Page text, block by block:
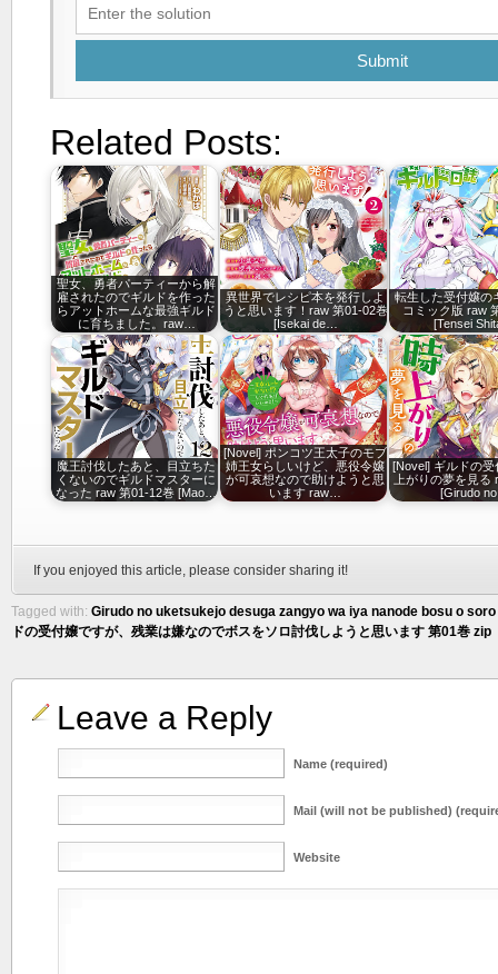
Submit
Related Posts:
聖女、勇者パーティーから解
雇されたのでギルドを作った
らアットホームな最強ギルド
に育ちました。raw…
異世界でレシピ本を発行しよ
うと思います！raw 第01-02巻
[Isekai de…
転生した受付嬢の
コミック版 raw
[Tensei
魔王討伐したあと、目立ちた
くないのでギルドマスターに
なった raw 第01-12巻 [Mao…
[Novel] ポンコツ王太子のモブ
姉王女らしいけど、悪役令嬢
が可哀想なので助けようと思
います raw…
[Novel] ギルドの
上がりの夢を見る
[Girudo
If you enjoyed this article, please consider sharing it!
Tagged with: Girudo no uketsukejo desuga zangyo wa iya nanode bosu o
ドの受付嬢ですが、残業は嫌なのでボスをソロ討伐しようと思います 第01巻 zip
Leave a Reply
Name (required)
Mail (will not be published)
Website